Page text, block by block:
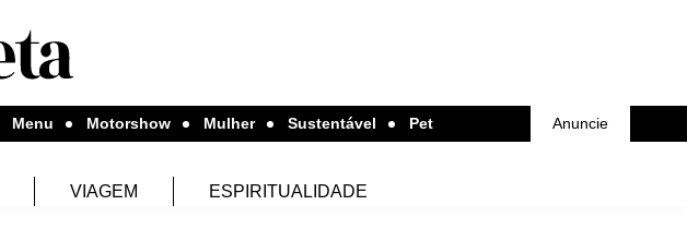
Menu Motorshow Mulher Sustentável Pet Anuncie
VIAGEM ESPIRITUALIDADE